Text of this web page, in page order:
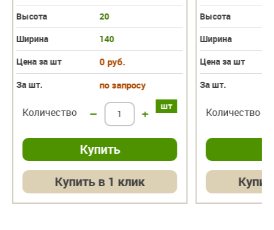
Высота
20
Ширина
140
Цена за шт
0 руб.
За шт. по запросу
шт
Количество – +
Купить в 1 клик
Высота
Ширина
Цена за шт
За шт.
Количество